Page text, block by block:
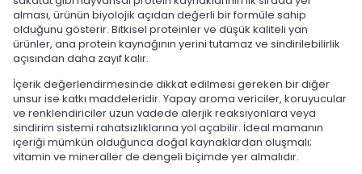
alması, ürünün biyolojik açıdan değerli bir formüle sahip
olduğunu gösterir. Bitkisel proteinler ve düşük kaliteli yan
ürünler, ana protein kaynağının yerini tutamaz ve sindirilebilirlik
açısından daha zayıf kalır.
İçerik değerlendirmesinde dikkat edilmesi gereken bir diğer
unsur ise katkı maddeleridir. Yapay aroma vericiler, koruyucular
ve renklendiriciler uzun vadede alerjik reaksiyonlara veya
sindirim sistemi rahatsızlıklarına yol açabilir. İdeal mamanın
içeriği mümkün olduğunca doğal kaynaklardan oluşmalı;
vitamin ve mineraller de dengeli biçimde yer almalıdır.